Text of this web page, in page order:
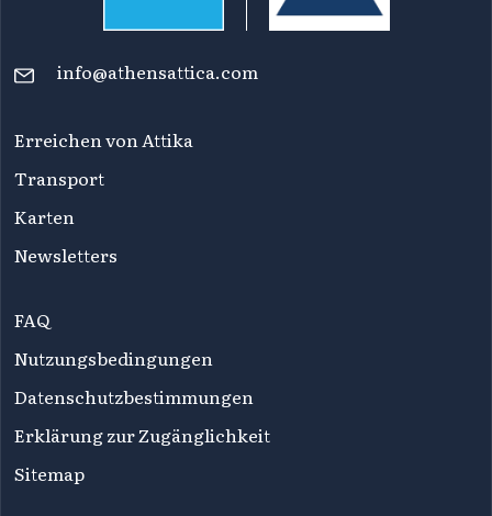
info@athensattica.com
Erreichen von Attika
Transport
Karten
Newsletters
FAQ
Nutzungsbedingungen
Datenschutzbestimmungen
Erklärung zur Zugänglichkeit
Sitemap